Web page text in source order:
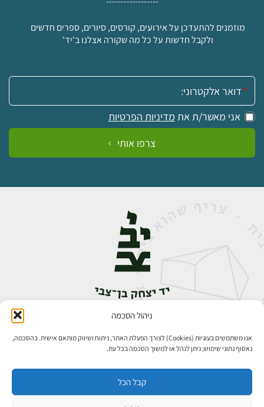
ניהול הסכמה
אנו משתמשים בעוגיות (Cookies) לצורך הפעלת האתר, ניתוח ושיווק מותאם אישית. בהסכמה,
נאסוף נתוני שימוש; ניתן לנהל או למשוך הסכמה בכל עת.
קבל הכל
מוזמנים להתעדכן על אירועים, קורסים, סיורים, ספרים חדשים
ולקבל חדשות על כל מה שקורה אצלנו ב'יד'
אימייל:
אני מאשר/ת את מדיניות הפרטיות
צרפו אותי
אבן גבירול 14, רחביה, ירושלים